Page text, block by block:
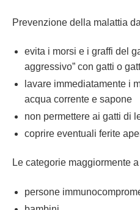
Prevenzione della malattia
evita i morsi e i graffi del
aggressivo” con gatti o
lavare immediatamente i
acqua corrente e sapone
non permettere ai gatti di
coprire eventuali ferite
Le categorie maggiormente
persone